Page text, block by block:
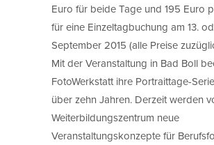
Euro für beide Tage und 195 Euro
für eine Einzeltagbuchung am 13.
September 2015 (alle Preise
Mit der Veranstaltung in Bad Boll
FotoWerkstatt ihre Portraittage-
über zehn Jahren. Derzeit werden
Weiterbildungszentrum neue
Veranstaltungskonzepte für